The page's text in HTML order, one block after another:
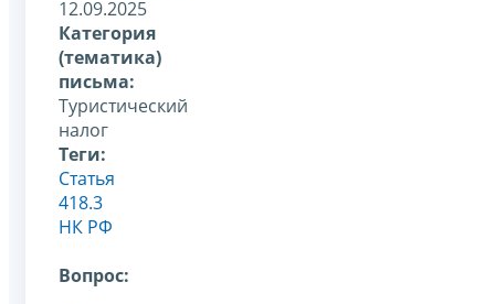
12.09.2025
Категория
(тематика)
письма:
Туристический
налог
Теги:
Статья
418.3
НК РФ
Вопрос: